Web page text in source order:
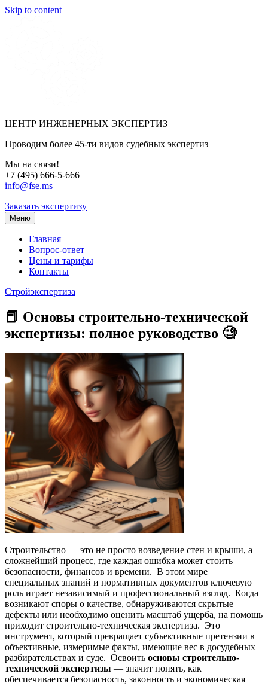
Skip to content
ЦЕНТР ИНЖЕНЕРНЫХ ЭКСПЕРТИЗ
Проводим более 45-ти видов судебных экспертиз
Мы на связи!
+7 (495) 666-5-666
info@fse.ms
Заказать экспертизу
Меню
Главная
Вопрос-ответ
Цены и тарифы
Контакты
Стройэкспертиза
📕 Основы строительно-технической
экспертизы: полное руководство 🧐
Строительство — это не просто возведение стен и крыши, а
сложнейший процесс, где каждая ошибка может стоить
безопасности, финансов и времени. В этом мире
специальных знаний и нормативных документов ключевую
роль играет независимый и профессиональный взгляд. Когда
возникают споры о качестве, обнаруживаются скрытые
дефекты или необходимо оценить масштаб ущерба, на помощь
приходит строительно-техническая экспертиза. Это
инструмент, который превращает субъективные претензии в
объективные, измеримые факты, имеющие вес в досудебных
разбирательствах и суде. Освоить основы строительно-
технической экспертизы — значит понять, как
обеспечивается безопасность, законность и экономическая